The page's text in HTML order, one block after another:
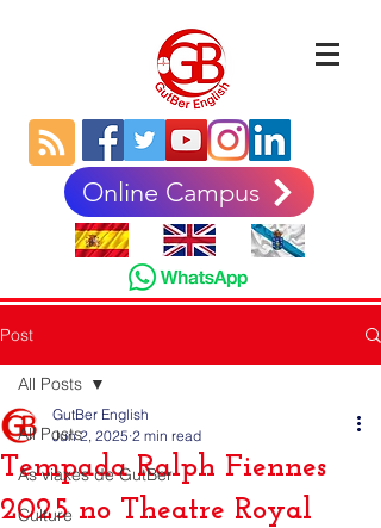
Online Campus
Post
All Posts
As viaxes de GutBer
Culture
All Posts
Tempada Ralph Fiennes
2025 no Theatre Royal
GutBer English
Jun 2, 2025 2 min read